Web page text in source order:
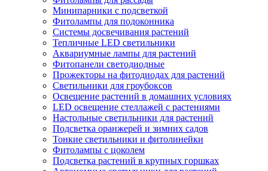
Минипарники с подсветкой
Фитолампы для подоконника
Системы досвечивания растений
Тепличные LED светильники
Аквариумные лампы для растений
Фитопанели светодиодные
Прожекторы на фитодиодах для растений
Светильники для гроубоксов
Освещение растений в домашних условиях
LED освещение стеллажей с растениями
Настольные светильники для растений
Подсветка оранжерей и зимних садов
Тонкие светильники и фитолинейки
Фитолампы с цоколем
Подсветка растений в крупных горшках